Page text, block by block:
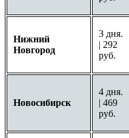
Нижний
Новгород
3 дня.
| 292
руб.
Новосибирск
4 дня.
| 469
руб.